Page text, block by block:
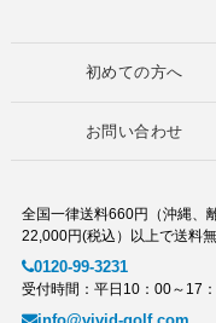
初めての方へ
お問い合わせ
全国一律送料660円（沖縄、
22,000円(税込）以上で送料
0120-99-3231
受付時間：平日10：00～17